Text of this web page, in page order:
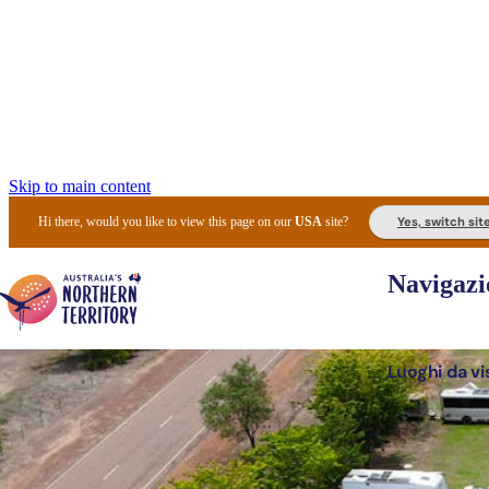
Skip to main content
Hi there, would you like to view this page on ourUSA site? Yes, switch
Luoghi da
I